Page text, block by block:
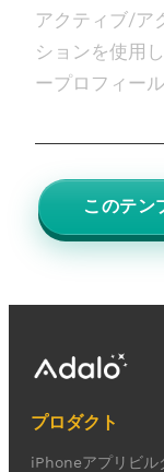
アクティブ/ア
ションを使用
ープロフィー
このテン
プロダクト
iPhoneアプリビル